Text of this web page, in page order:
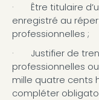
· Être titulaire
enregistré au
professionnelles ;
· Justifier de
professionnelles
mille quatre cents
compléter